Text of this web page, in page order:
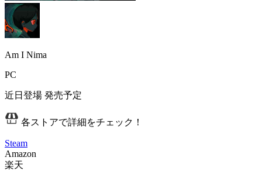
Am I Nima
PC
近日登場 発売予定
各ストアで詳細をチェック！
Steam
Amazon
楽天